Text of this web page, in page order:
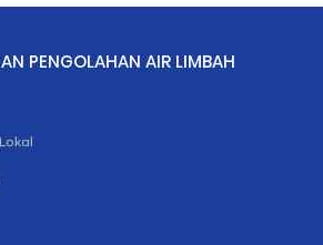
PENGOLAHAN AIR LIMBAH